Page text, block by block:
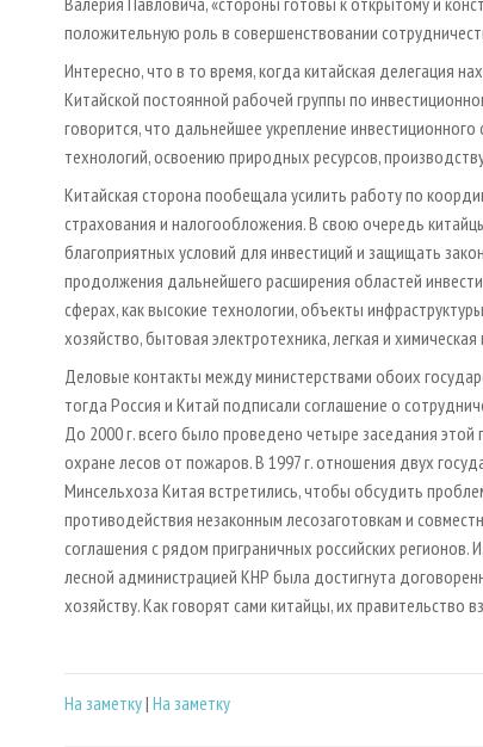
положительную роль в совершенствовании
Интересно, что в то время, когда китайская делегация
Китайской постоянной рабочей группы по
говорится, что дальнейшее укрепление
технологий, освоению природных ресурсов,
Китайская сторона пообещала усилить работу по
страхования и налогообложения. В свою очередь
благоприятных условий для инвестиций и защищать
продолжения дальнейшего расширения областей
сферах, как высокие технологии, объекты
хозяйство, бытовая электротехника, легкая и
Деловые контакты между министерствами обоих
тогда Россия и Китай подписали соглашение о
До 2000 г. всего было проведено четыре заседания
охране лесов от пожаров. В 1997 г. отношения двух
Минсельхоза Китая встретились, чтобы обсудить
противодействия незаконным лесозаготовкам и
соглашения с рядом приграничных российских
лесной администрацией КНР была достигнута
хозяйству. Как говорят сами китайцы, их правительство
На заметку| На заметку